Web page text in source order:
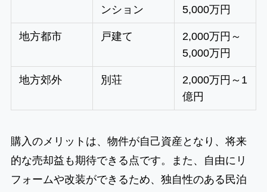
ンション
5,000万円
地方都市 戸建て
2,000万円～
5,000万円
地方郊外 別荘
2,000万円～1
億円
購入のメリットは、物件が自己資産となり、将来
的な売却益も期待できる点です。また、自由にリ
フォームや改装ができるため、独自性のある民泊